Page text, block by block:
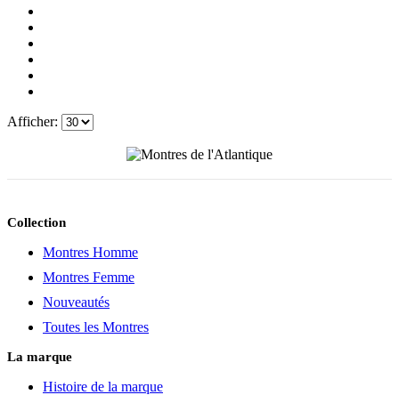
Afficher:
Collection
Montres Homme
Montres Femme
Nouveautés
Toutes les Montres
La marque
Histoire de la marque